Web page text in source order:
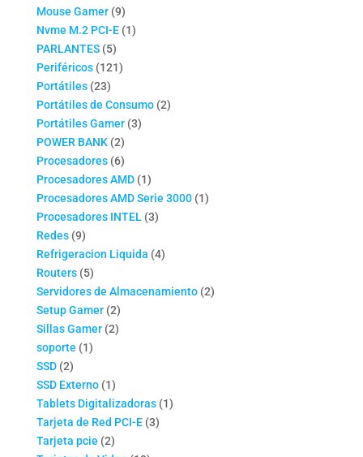
productos
Mouse Gamer 99
productos
Nvme M.2 PCI-E 11
PARLANTES 55
productos
Periféricos 121121
Portátiles 2323
productos
Portátiles de Consumo 22
Portátiles Gamer 33
POWER BANK 22
productos
Procesadores 66
productos
Procesadores AMD 11
producto
Procesadores AMD Serie 3000 11
Procesadores INTEL 33
Redes 99
productos
Refrigeracion Liquida 44
Routers 55
productos
Servidores de Almacenamiento 22
Setup Gamer 22
productos
Sillas Gamer 22
soporte 11
SSD 22
productos
SSD Externo 11
producto
Tablets Digitalizadoras 11
Tarjeta de Red PCI-E 33
Tarjeta pcie 22